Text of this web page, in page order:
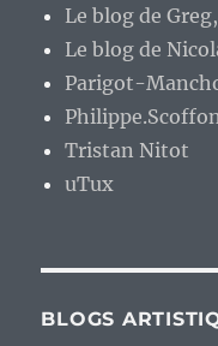
Le blog de
Le blog de
Parigot-
Tristan Nitot
uTux
BLOGS